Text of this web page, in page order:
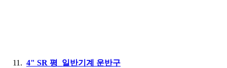
4" SR 평_일반기계 운반구